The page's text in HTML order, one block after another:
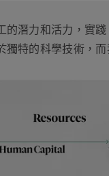
的潛力和活力，實踐
獨特的科學技術，